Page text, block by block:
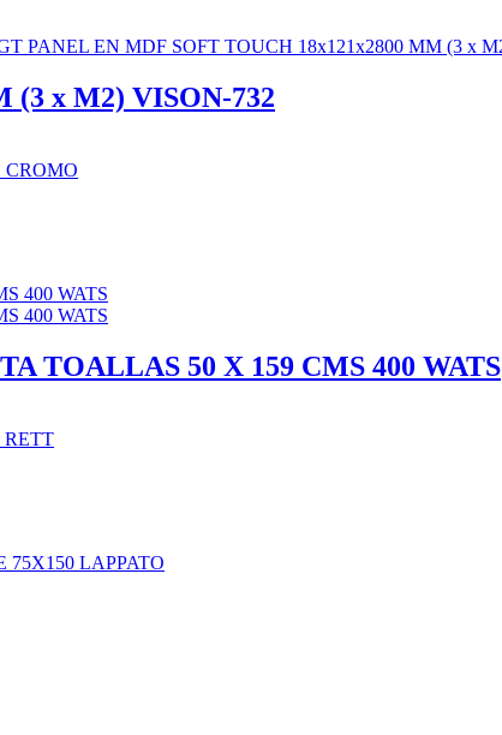
(3 x M2) VISON-732
TOALLAS 50 X 159 CMS 400 WATS